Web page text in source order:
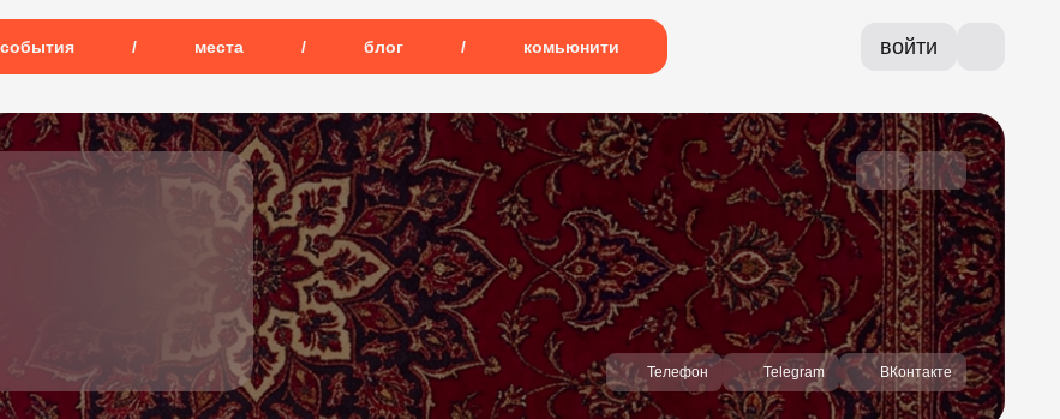
события / места / блог / комьюнити войти
Телефон Telegram ВКонтакте